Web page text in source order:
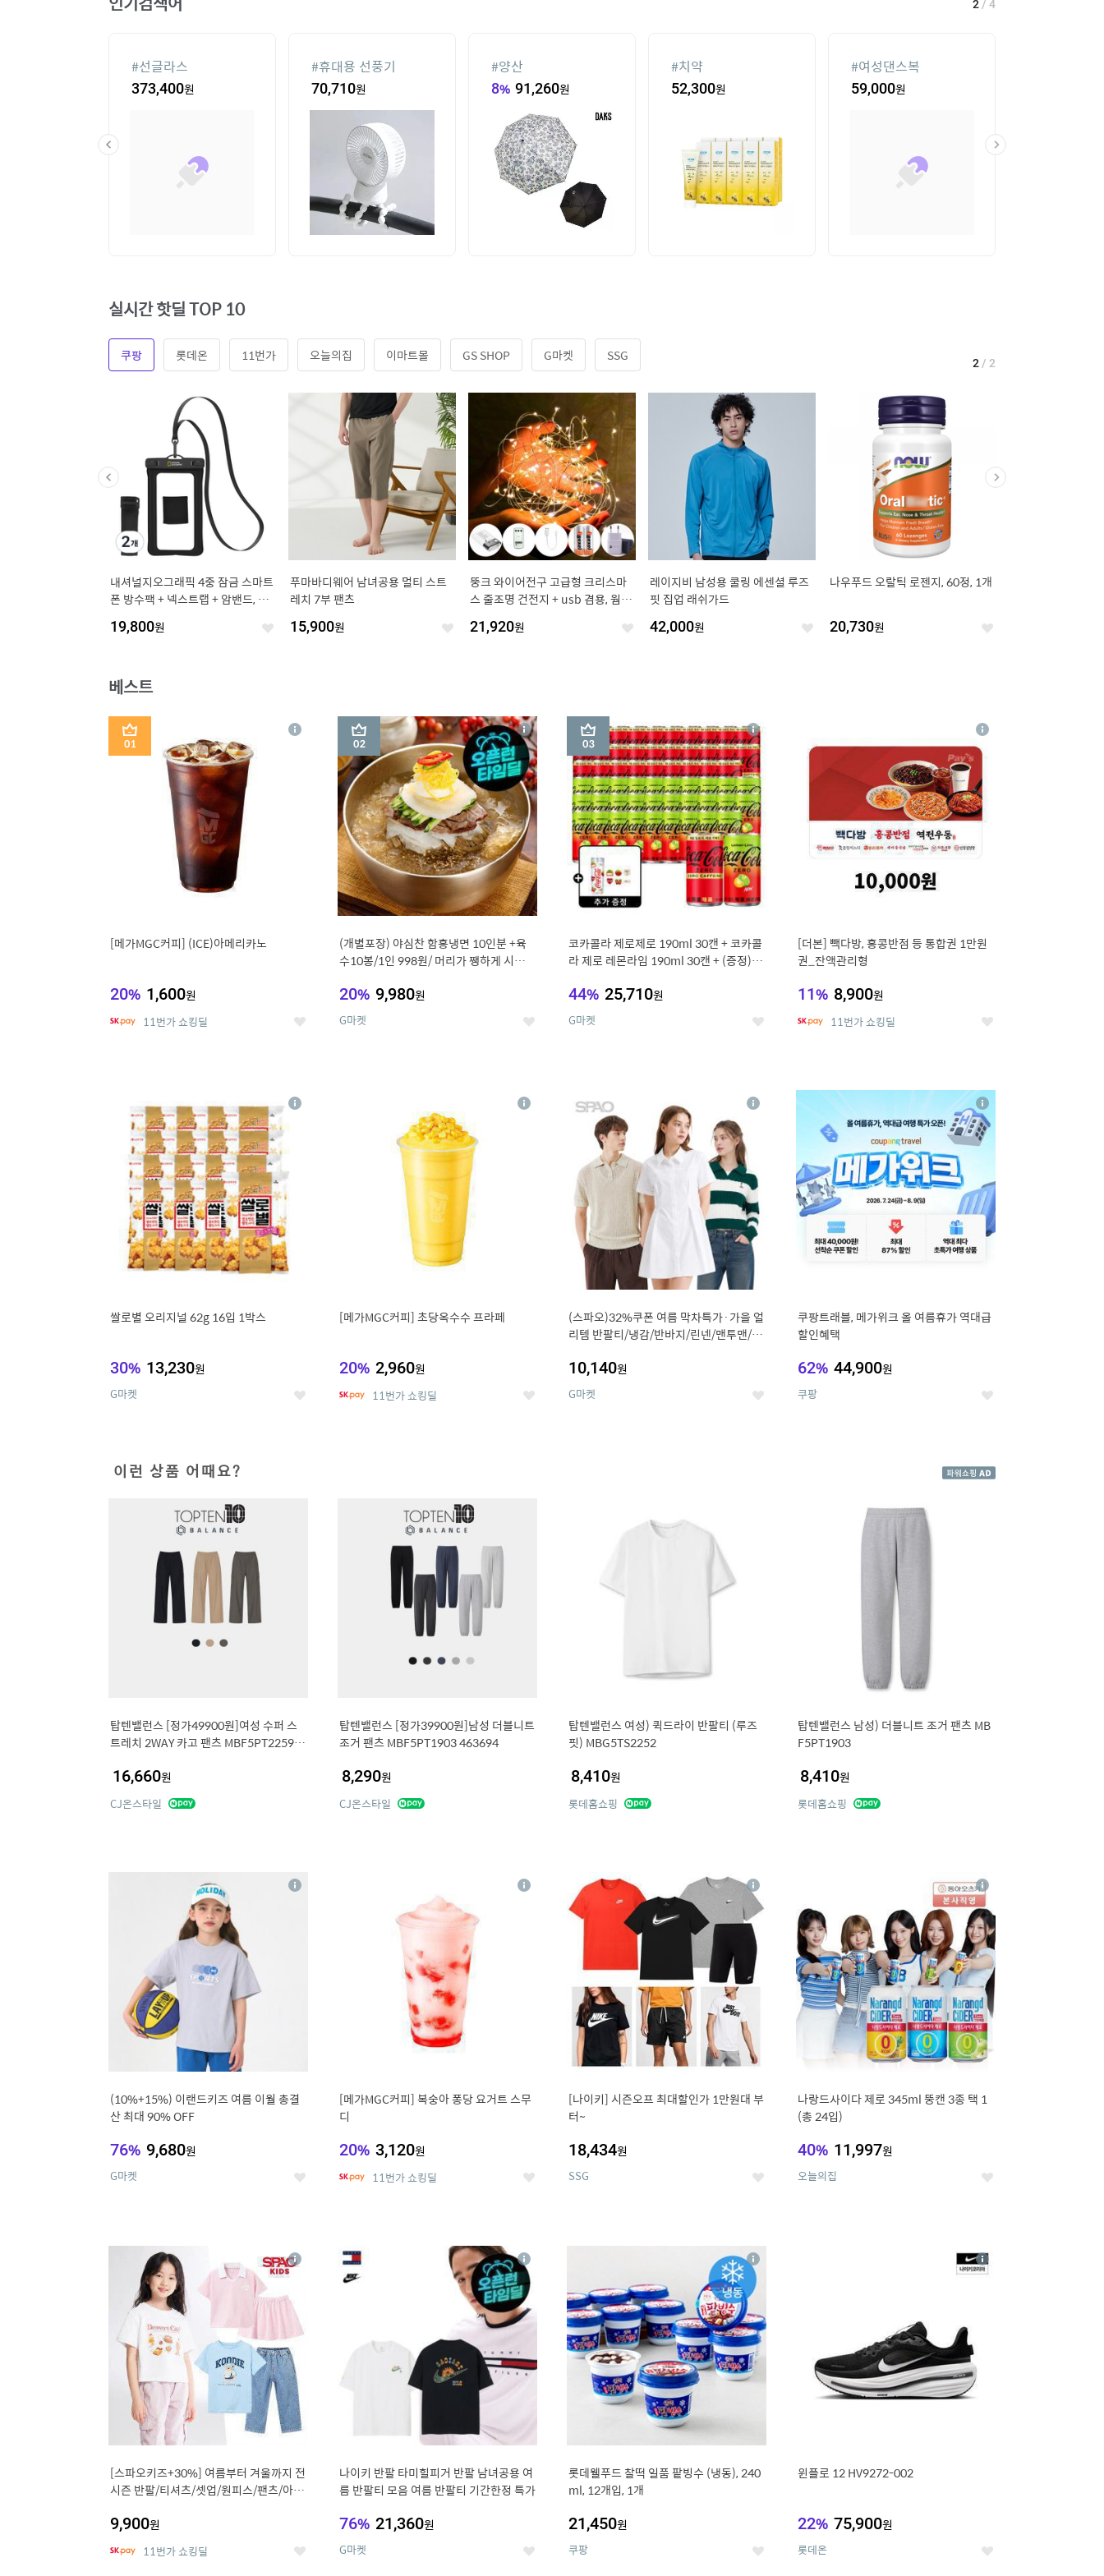
#선글라스
373,400원
#휴대용 선풍기
70,710원
#양산
8% 91,260원
#치약
52,300원
#여성댄스복
59,000원
2 / 4
실시간 핫딜 TOP 10
쿠팡 롯데온 11번가 오늘의집 이마트몰 GS SHOP G마켓 SSG
내셔널지오그래픽 4중 잠금 스마트
폰 방수팩 + 넥스트랩 + 암밴드, 블
19,800원 좋
푸마바디웨어 남녀공용 멀티 스트
레치 7부 팬츠
15,900원 좋
뚱크 와이어전구 고급형 크리스마
스 줄조명 건전지 + usb 겸용, 웜화
21,920원 좋
레이지비 남성용 쿨링 에센셜 루즈
핏 집업 래쉬가드
42,000원 좋
나우푸드 오랄틱 로젠지, 60정, 1개
20,730원 좋
2 / 2
베스트
1
[메가MGC커피] (ICE)아메리카노
20% 1,600원
11번가 쇼킹딜 좋
상
2
(개별포장) 야심찬 함흥냉면 10인분 +육
수10봉/1인 998원/ 머리가 쨍하게 시원한
20% 9,980원
G마켓 좋
상
세
3
코카콜라 제로제로 190ml 30캔 + 코카콜
라 제로 레몬라임 190ml 30캔 + (증정) 콜
44% 25,710원
G마켓 좋
상
세
[더본] 빽다방, 홍콩반점 등 통합권 1만원
권_잔액관리형
11% 8,900원
11번가 쇼킹딜 좋
상
세
쌀로별 오리지널 62g 16입 1박스
30% 13,230원
G마켓 좋
상
[메가MGC커피] 초당옥수수 프라페
20% 2,960원
11번가 쇼킹딜 좋
상
(스파오)32%쿠폰 여름 막차특가·가을 얼
리템 반팔티/냉감/반바지/린넨/맨투맨/슬
10,140원
G마켓 좋
상
8
쿠팡트래블, 메가위크 올 여름휴가 역대급
할인혜택
62% 44,900원
쿠팡 좋
상
세
이런 상품 어때요?
탑텐밸런스 [정가49900원]여성 수퍼 스
트레치 2WAY 카고 팬츠 MBF5PT2259 4
16,660원
CJ온스타일
탑텐밸런스 [정가39900원]남성 더블니트
조거 팬츠 MBF5PT1903 463694
8,290원
CJ온스타일
탑텐밸런스 여성) 퀵드라이 반팔티 (루즈
핏) MBG5TS2252
8,410원
롯데홈쇼핑
탑텐밸런스 남성) 더블니트 조거 팬츠 MB
F5PT1903
8,410원
롯데홈쇼핑
(10%+15%) 이랜드키즈 여름 이월 총결
산 최대 90% OFF
76% 9,680원
G마켓 좋
상
[메가MGC커피] 복숭아 퐁당 요거트 스무
디
20% 3,120원
11번가 쇼킹딜 좋
상
11
[나이키] 시즌오프 최대할인가 1만원대 부
터~
18,434원
SSG 좋
상
세
나랑드사이다 제로 345ml 뚱캔 3종 택 1
(총 24입)
40% 11,997원
오늘의집 좋
상
세
13
[스파오키즈+30%] 여름부터 겨울까지 전
시즌 반팔/티셔츠/셋업/원피스/팬츠/아우
9,900원
11번가 쇼킹딜 좋
상
14
나이키 반팔 타미힐피거 반팔 남녀공용 여
름 반팔티 모음 여름 반팔티 기간한정 특가
76% 21,360원
G마켓 좋
상
세
롯데웰푸드 찰떡 일품 팥빙수 (냉동), 240
ml, 12개입, 1개
21,450원
쿠팡 좋
상
세
윈플로 12 HV9272-002
22% 75,900원
롯데온 좋
상
세